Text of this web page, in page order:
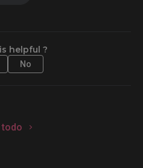
helpful ?
No
todo